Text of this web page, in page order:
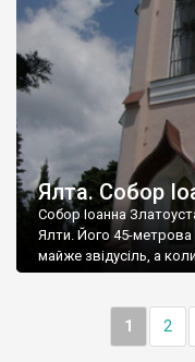
Ялта. Собор
Собор Іоанна
Ялти. Його 45-метрова
майже звідусіль, а
1 2